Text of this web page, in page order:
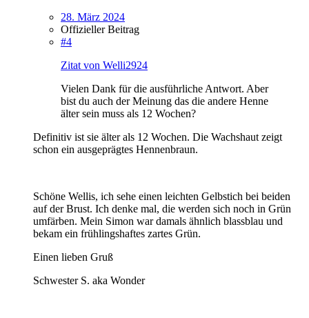
28. März 2024
Offizieller Beitrag
#4
Zitat von Welli2924
Vielen Dank für die ausführliche Antwort. Aber
bist du auch der Meinung das die andere Henne
älter sein muss als 12 Wochen?
Definitiv ist sie älter als 12 Wochen. Die Wachshaut zeigt
schon ein ausgeprägtes Hennenbraun.
Schöne Wellis, ich sehe einen leichten Gelbstich bei beiden
auf der Brust. Ich denke mal, die werden sich noch in Grün
umfärben. Mein Simon war damals ähnlich blassblau und
bekam ein frühlingshaftes zartes Grün.
Einen lieben Gruß
Schwester S. aka Wonder